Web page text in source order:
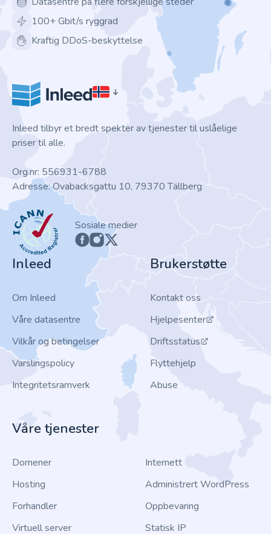
100+ Gbit/s ryggrad
Kraftig DDoS-beskyttelse
Inleed tilbyr et bredt spekter av tjenester til uslåelige
priser til alle.
Org.nr: 556931-6788
Adresse: Ovabacksgattu 10, 79370 Tällberg
ICANN
Sosiale medier
Inleed
Om Inleed
Våre datasentre
Vilkår og betingelser
Varslingspolicy
Integritetsramverk
Brukerstøtte
Kontakt oss
Hjelpesenter
Driftsstatus
Flyttehjelp
Abuse
Våre tjenester
Domener
Hosting
Forhandler
Virtuell server
Internett
Administrert WordPress
Oppbevaring
Statisk IP